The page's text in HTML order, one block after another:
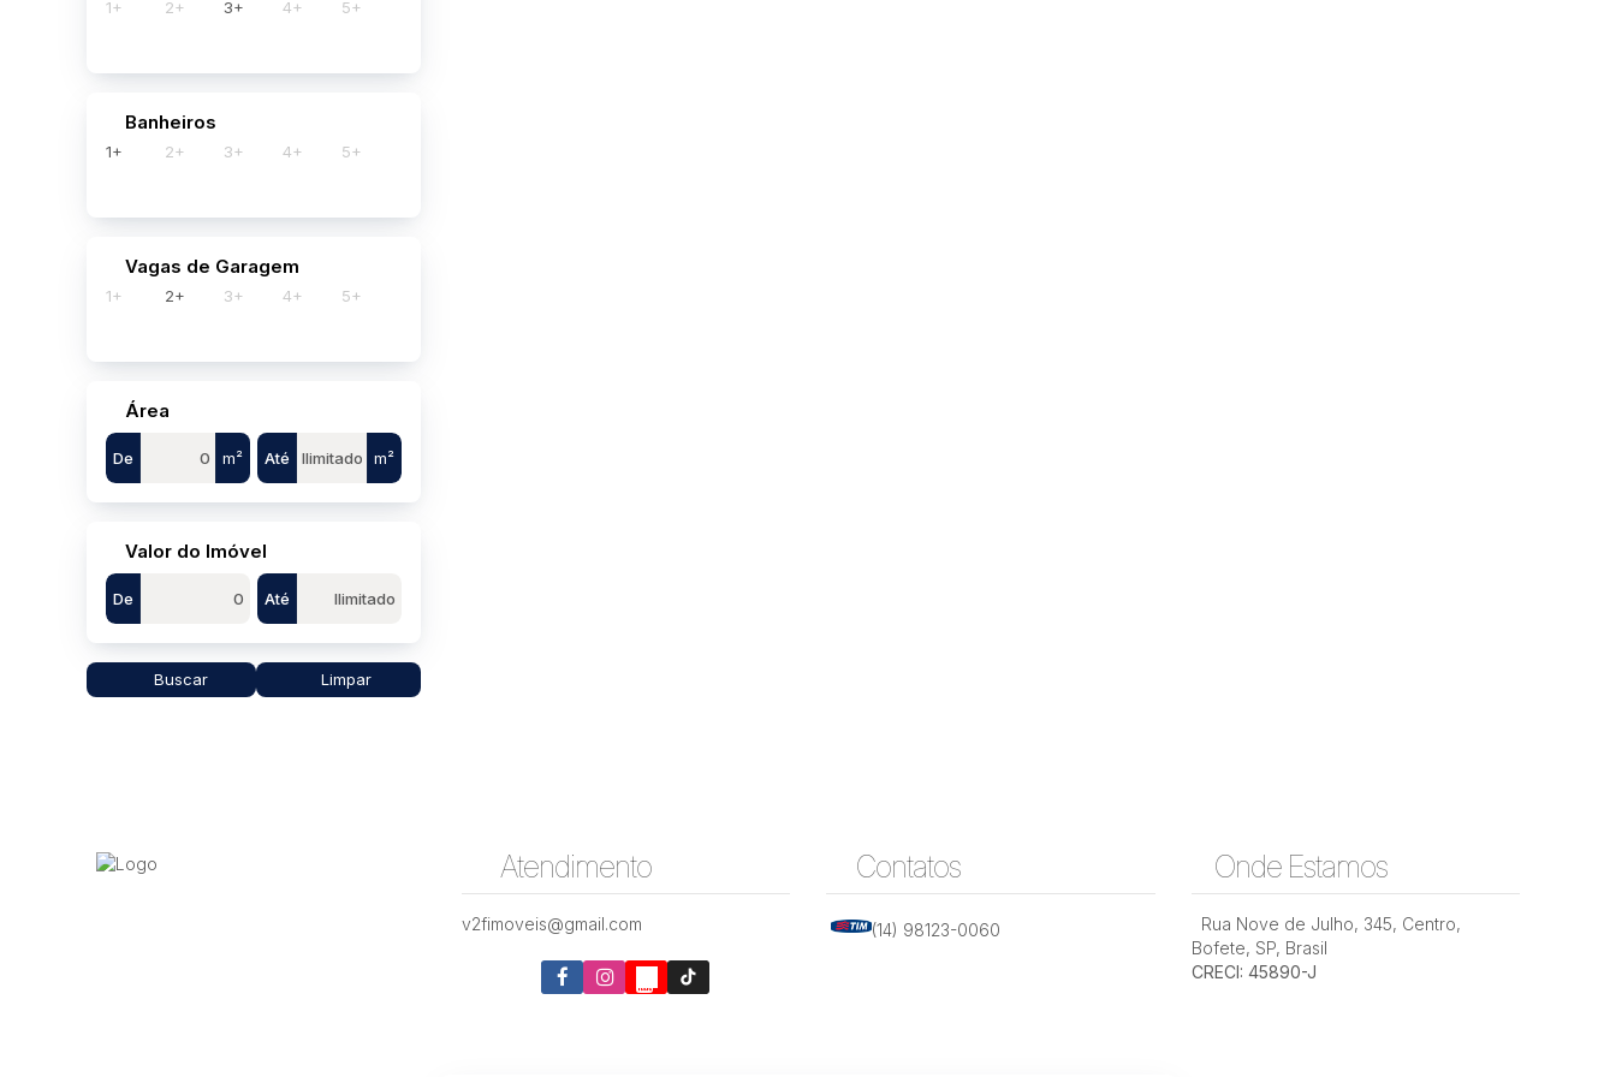
1+ 2+ 3+ 4+ 5+
Banheiros
1+ 2+ 3+ 4+ 5+
Vagas de Garagem
1+ 2+ 3+ 4+ 5+
Área
De m² Até m²
Valor do Imóvel
De Até
Buscar Limpar
Atendimento
v2fimoveis@gmail.com
Contatos
(14) 98123-0060
Onde Estamos
Rua Nove de Julho, 345, Centro,
Bofete, SP, Brasil
CRECI: 45890-J